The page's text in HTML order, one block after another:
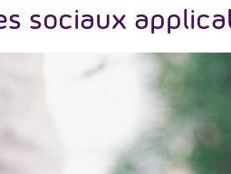
sociaux